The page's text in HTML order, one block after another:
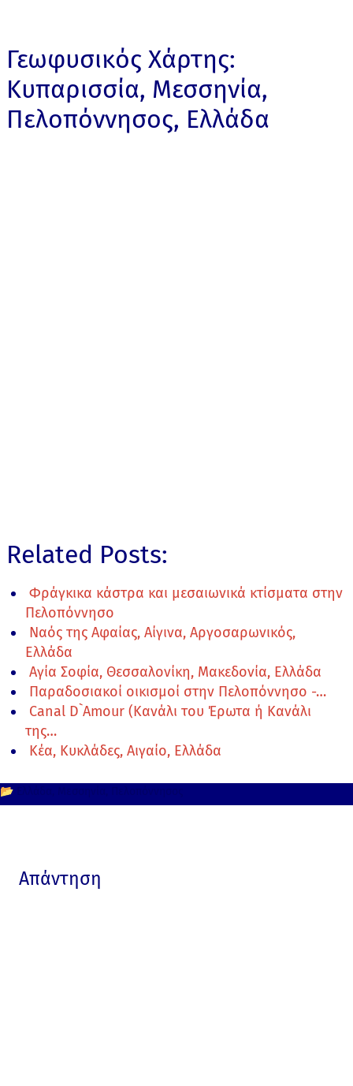
Γεωφυσικός Χάρτης:
Κυπαρισσία, Μεσσηνία,
Πελοπόννησος, Ελλάδα
Related Posts:
Φράγκικα κάστρα και μεσαιωνικά κτίσματα στην
Πελοπόννησο
Ναός της Αφαίας, Αίγινα, Αργοσαρωνικός,
Ελλάδα
Αγία Σοφία, Θεσσαλονίκη, Μακεδονία, Ελλάδα
Παραδοσιακοί οικισμοί στην Πελοπόννησο -…
Canal D`Amour (Κανάλι του Έρωτα ή Κανάλι
της…
Κέα, Κυκλάδες, Αιγαίο, Ελλάδα
📂
Απάντηση